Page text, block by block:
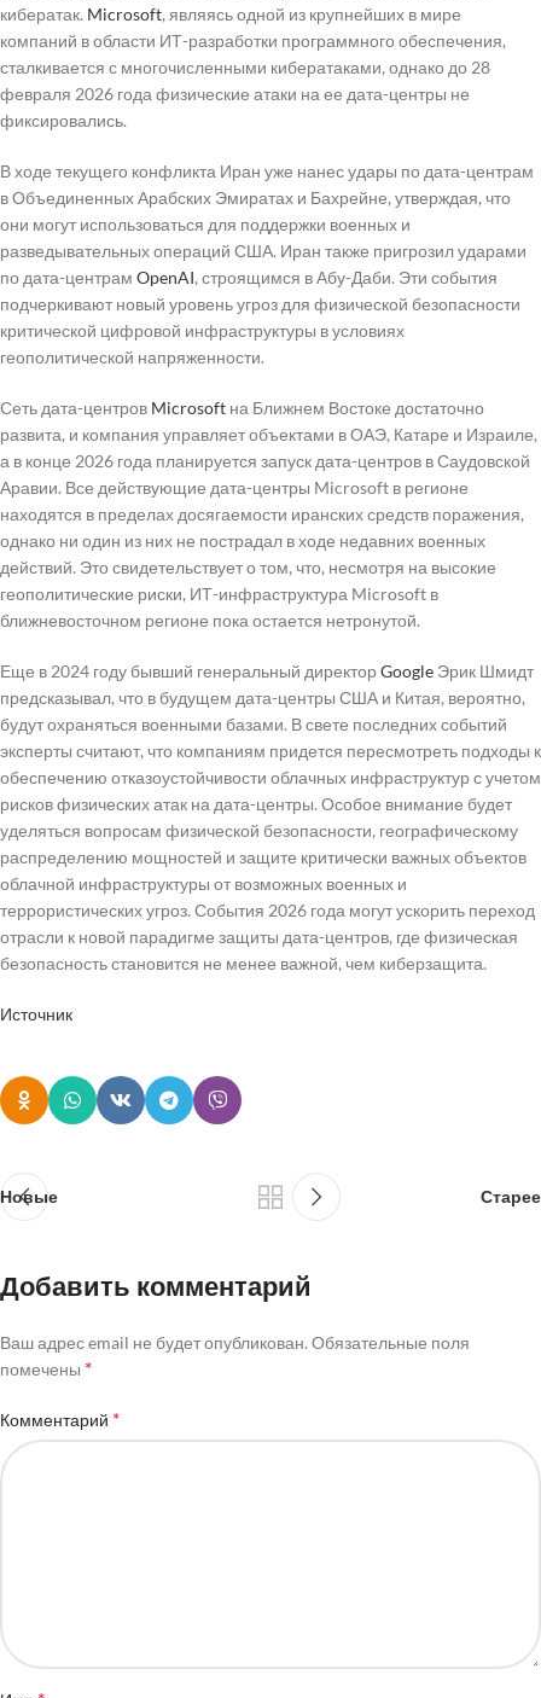
кибератак. Microsoft, являясь одной из крупнейших в мире
компаний в области ИТ-разработки программного обеспечения,
сталкивается с многочисленными кибератаками, однако до 28
февраля 2026 года физические атаки на ее дата-центры не
фиксировались.
В ходе текущего конфликта Иран уже нанес удары по дата-центрам
в Объединенных Арабских Эмиратах и Бахрейне, утверждая, что
они могут использоваться для поддержки военных и
разведывательных операций США. Иран также пригрозил ударами
по дата-центрам OpenAI, строящимся в Абу-Даби. Эти события
подчеркивают новый уровень угроз для физической безопасности
критической цифровой инфраструктуры в условиях
геополитической напряженности.
Сеть дата-центров Microsoft на Ближнем Востоке достаточно
развита, и компания управляет объектами в ОАЭ, Катаре и Израиле,
а в конце 2026 года планируется запуск дата-центров в Саудовской
Аравии. Все действующие дата-центры Microsoft в регионе
находятся в пределах досягаемости иранских средств поражения,
однако ни один из них не пострадал в ходе недавних военных
действий. Это свидетельствует о том, что, несмотря на высокие
геополитические риски, ИТ-инфраструктура Microsoft в
ближневосточном регионе пока остается нетронутой.
Еще в 2024 году бывший генеральный директорGoogle Эрик Шмидт
предсказывал, что в будущем дата-центры США и Китая, вероятно,
будут охраняться военными базами. В свете последних событий
эксперты считают, что компаниям придется пересмотреть подходы к
обеспечению отказоустойчивости облачных инфраструктур с учетом
рисков физических атак на дата-центры. Особое внимание будет
уделяться вопросам физической безопасности, географическому
распределению мощностей и защите критически важных объектов
облачной инфраструктуры от возможных военных и
террористических угроз. События 2026 года могут ускорить переход
отрасли к новой парадигме защиты дата-центров, где физическая
безопасность становится не менее важной, чем киберзащита.
Источник
Новые Старее
Добавить комментарий
Ваш адрес email не будет опубликован. Обязательные поля
помечены *
Комментарий *